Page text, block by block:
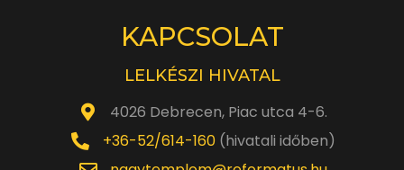
KAPCSOLAT
LELKÉSZI HIVATAL
4026 Debrecen, Piac utca 4-6.
+36-52/614-160(hivatali időben)